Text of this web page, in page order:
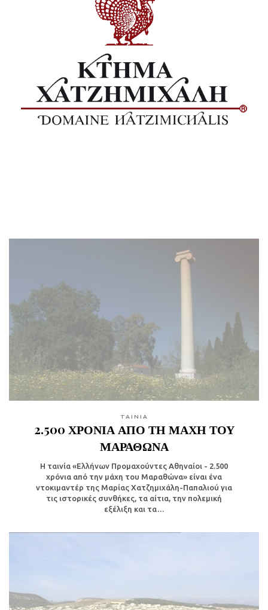
TAINIA
2.500 ΧΡΟΝΙΑ ΑΠΟ ΤΗ ΜΑΧΗ ΤΟΥ
ΜΑΡΑΘΩΝΑ
Η ταινία «Ελλήνων Προμαχούντες Αθηναίοι - 2.500
χρόνια από την μάχη του Μαραθώνα» είναι ένα
ντοκιμαντέρ της Μαρίας Χατζημιχάλη-Παπαλιού για
τις ιστορικές συνθήκες, τα αίτια, την πολεμική
εξέλιξη και τα…